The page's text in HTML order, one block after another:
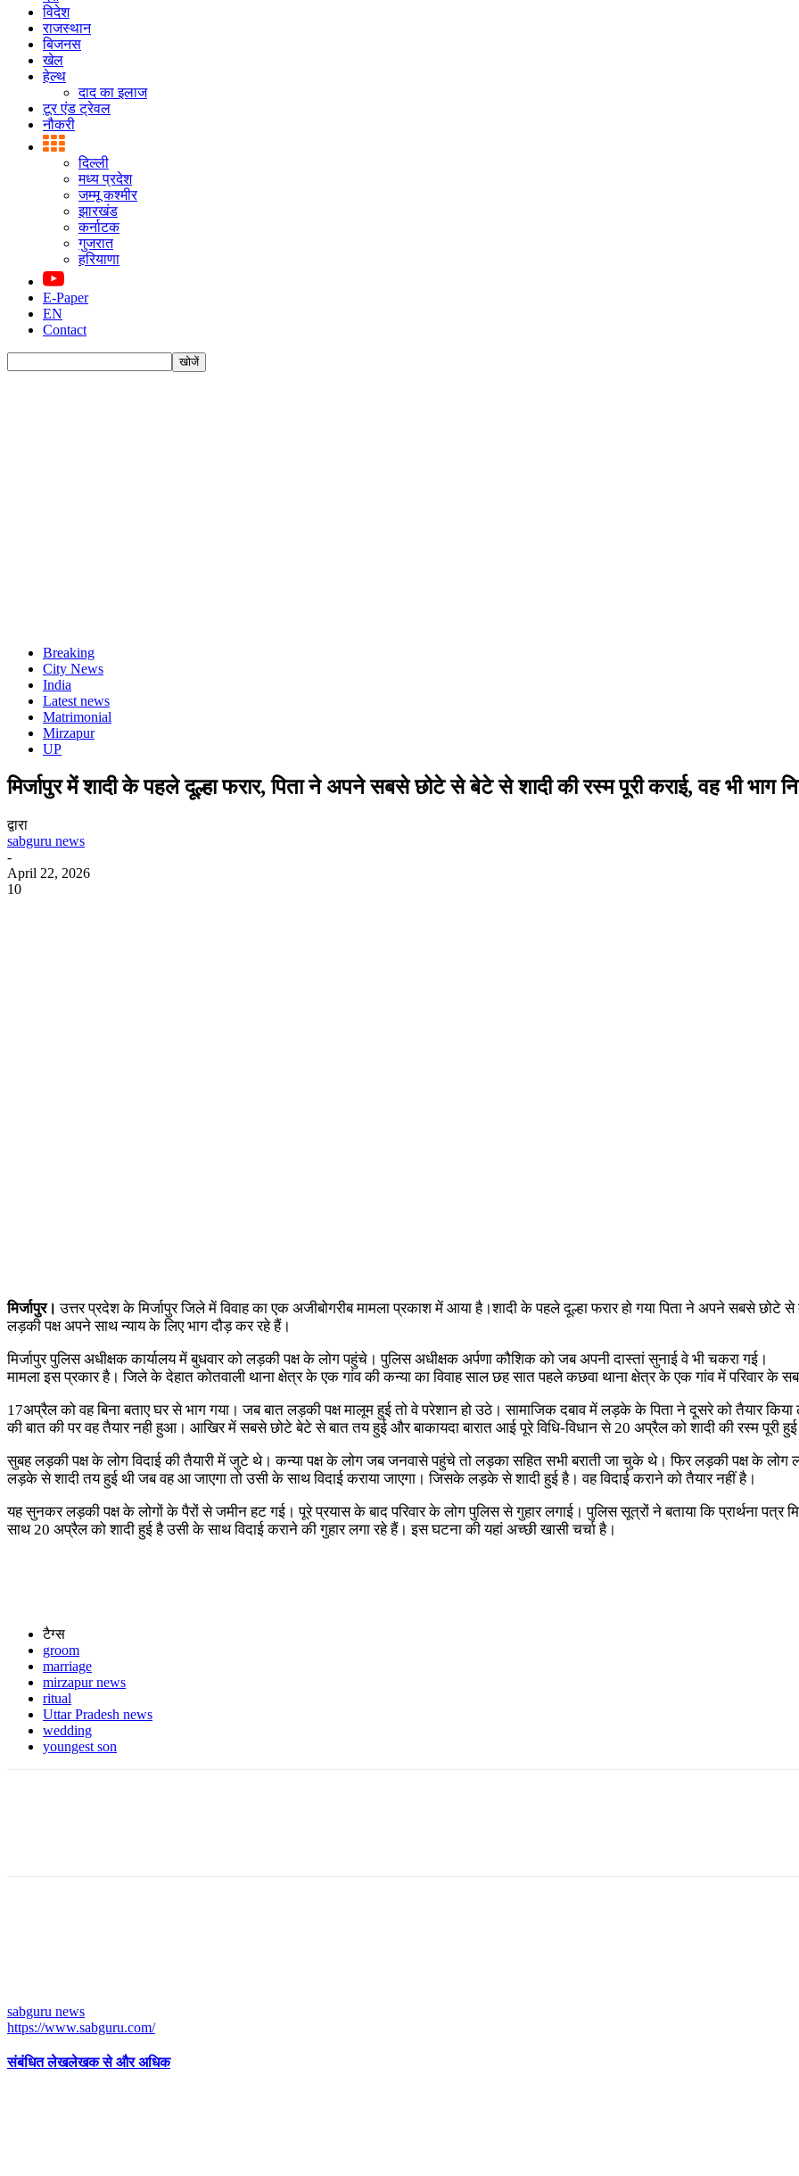
विदेश
राजस्थान
बिजनस
खेल
हेल्थ
दाद का इलाज
टूर एंड ट्रेवल
नौकरी
दिल्ली
मध्य प्रदेश
जम्मू कश्मीर
झारखंड
कर्नाटक
गुजरात
हरियाणा
E-Paper
EN
Contact
Breaking
City News
India
Latest news
Matrimonial
Mirzapur
UP
मिर्जापुर में शादी के पहले दूल्हा फरार, पिता ने अपने सबसे छोटे से बेटे से शादी की रस्म पूरी कराई, वह भी भाग
द्वारा
sabguru news
-
April 22, 2026
10
मिर्जापुर। उत्तर प्रदेश के मिर्जापुर जिले में विवाह का एक अजीबोगरीब मामला प्रकाश में आया है।शादी के पहले दूल्हा फरार हो गया पिता ने अपने सबसे छोटे
लड़की पक्ष अपने साथ न्याय के लिए भाग दौड़ कर रहे हैं।
मिर्जापुर पुलिस अधीक्षक कार्यालय में बुधवार को लड़की पक्ष के लोग पहुंचे। पुलिस अधीक्षक अर्पणा कौशिक को जब अपनी दास्तां सुनाई वे भी चकरा गई।
मामला इस प्रकार है। जिले के देहात कोतवाली थाना क्षेत्र के एक गांव की कन्या का विवाह साल छह सात पहले कछवा थाना क्षेत्र के एक गांव में परिवार
17अप्रैल को वह बिना बताए घर से भाग गया। जब बात लड़की पक्ष मालूम हुई तो वे परेशान हो उठे। सामाजिक दबाव में लड़के के पिता ने दूसरे को तैयार
की बात की पर वह तैयार नही हुआ। आखिर में सबसे छोटे बेटे से बात तय हुई और बाकायदा बारात आई पूरे विधि-विधान से 20 अप्रैल को शादी की रस्म पूरी
सुबह लड़की पक्ष के लोग विदाई की तैयारी में जुटे थे। कन्या पक्ष के लोग जब जनवासे पहुंचे तो लड़का सहित सभी बराती जा चुके थे। फिर लड़की पक्ष के
लड़के से शादी तय हुई थी जब वह आ जाएगा तो उसी के साथ विदाई कराया जाएगा। जिसके लड़के से शादी हुई है। वह विदाई कराने को तैयार नहीं है।
यह सुनकर लड़की पक्ष के लोगों के पैरों से जमीन हट गई। पूरे प्रयास के बाद परिवार के लोग पुलिस से गुहार लगाई। पुलिस सूत्रों ने बताया कि प्रार्थना
साथ 20 अप्रैल को शादी हुई है उसी के साथ विदाई कराने की गुहार लगा रहे हैं। इस घटना की यहां अच्छी खासी चर्चा है।
टैग्स
groom
marriage
mirzapur news
ritual
Uttar Pradesh news
wedding
youngest son
sabguru news
https://www.sabguru.com/
संबंधित लेखलेखक से और अधिक